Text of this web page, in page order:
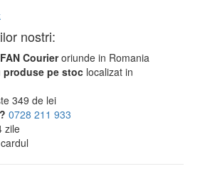
nostri:
Courieroriunde in Romania
produse pe stoc localizat in
349 de lei
0728 211 933
zile